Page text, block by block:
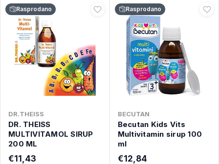
Rasprodano
DR.THEISS
DR. THEISS
MULTIVITAMOL SIRUP
200 ML
€11,43
Rasprodano
BECUTAN
Becutan Kids Vits
Multivitamin sirup 100
ml
€12,84